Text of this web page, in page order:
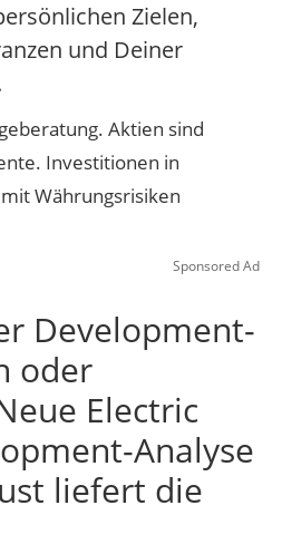
Zielen,
und Deiner
Aktien sind
Investitionen in
Währungsrisiken
Sponsored Ad
Development-
oder
Electric
Analyse
liefert die